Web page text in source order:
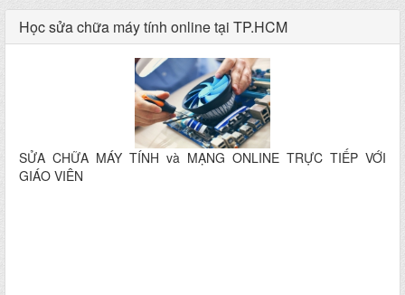
Học sửa chữa máy tính online tại TP.HCM
SỬA CHỮA MÁY TÍNH và MẠNG ONLINE TRỰC TIẾP VỚI
GIÁO VIÊN